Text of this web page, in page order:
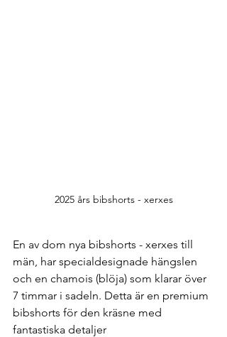
2025 års bibshorts - xerxes
En av dom nya bibshorts - xerxes till
män, har specialdesignade hängslen
och en chamois (blöja) som klarar över
7 timmar i sadeln. Detta är en premium
bibshorts för den kräsne med
fantastiska detaljer